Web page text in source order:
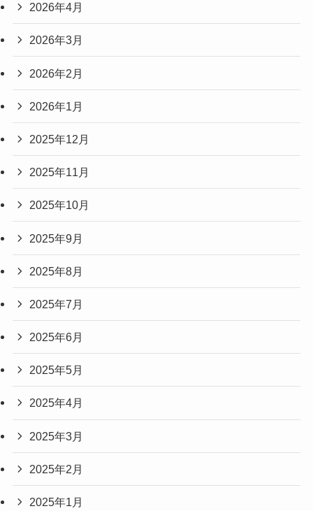
2026年4月
2026年3月
2026年2月
2026年1月
2025年12月
2025年11月
2025年10月
2025年9月
2025年8月
2025年7月
2025年6月
2025年5月
2025年4月
2025年3月
2025年2月
2025年1月